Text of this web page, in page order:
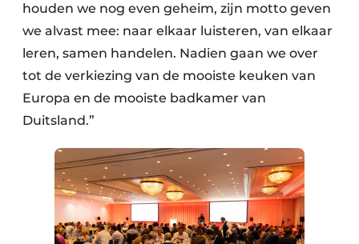
houden we nog even geheim, zijn motto geven
we alvast mee: naar elkaar luisteren, van elkaar
leren, samen handelen. Nadien gaan we over
tot de verkiezing van de mooiste keuken van
Europa en de mooiste badkamer van
Duitsland.”